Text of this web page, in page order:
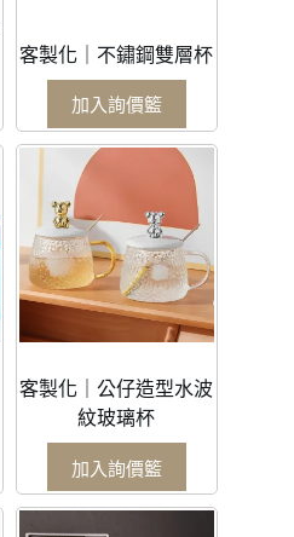
客製化｜不鏽鋼雙層杯
加入詢價籃
客製化｜公仔造型水波
紋玻璃杯
加入詢價籃